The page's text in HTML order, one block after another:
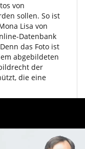
von
sollen. So ist
Lisa von
Datenbank
das Foto ist
abgebildeten
der
die eine